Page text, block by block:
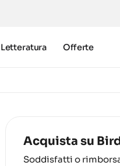
Letteratura Offerte
Acquista su
Soddisfatti o